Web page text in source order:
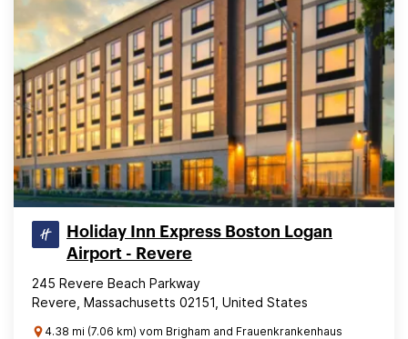
Holiday Inn Express Boston Logan
Airport - Revere
245 Revere Beach Parkway
Revere, Massachusetts 02151, United States
4.38 mi (7.06 km) vom Brigham and Frauenkrankenhaus